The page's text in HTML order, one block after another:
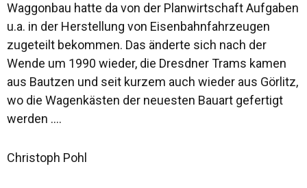
Waggonbau hatte da von der Planwirtschaft Aufgaben
u.a. in der Herstellung von Eisenbahnfahrzeugen
zugeteilt bekommen. Das änderte sich nach der
Wende um 1990 wieder, die Dresdner Trams kamen
aus Bautzen und seit kurzem auch wieder aus Görlitz,
wo die Wagenkästen der neuesten Bauart gefertigt
werden ….
Christoph Pohl